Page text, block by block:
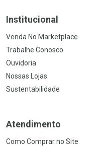
Institucional
Venda No Marketplace
Trabalhe Conosco
Ouvidoria
Nossas Lojas
Sustentabilidade
Atendimento
Como Comprar no Site